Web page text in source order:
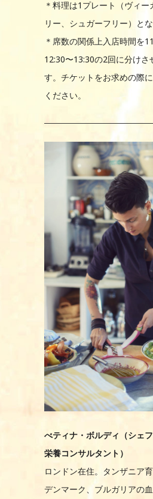
＊料理は1プレート（ヴィ
リー、シュガーフリー）とな
＊席数の関係上入店時間を
12:30〜13:30の2回に分けさ
す。チケットをお求めの際
ください。
べティナ・ボルディ（シェ
栄養コンサルタント）
ロンドン在住。タンザニア
デンマーク、ブルガリアの